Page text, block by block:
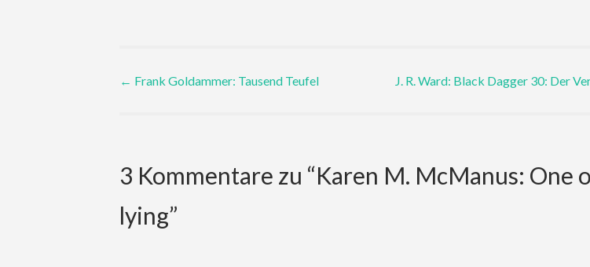
Post
← Frank Goldammer: Tausend Teufel J. R. Ward: Black Dagger 30: Der
3 Kommentare zu “Karen M. McManus: One
lying”